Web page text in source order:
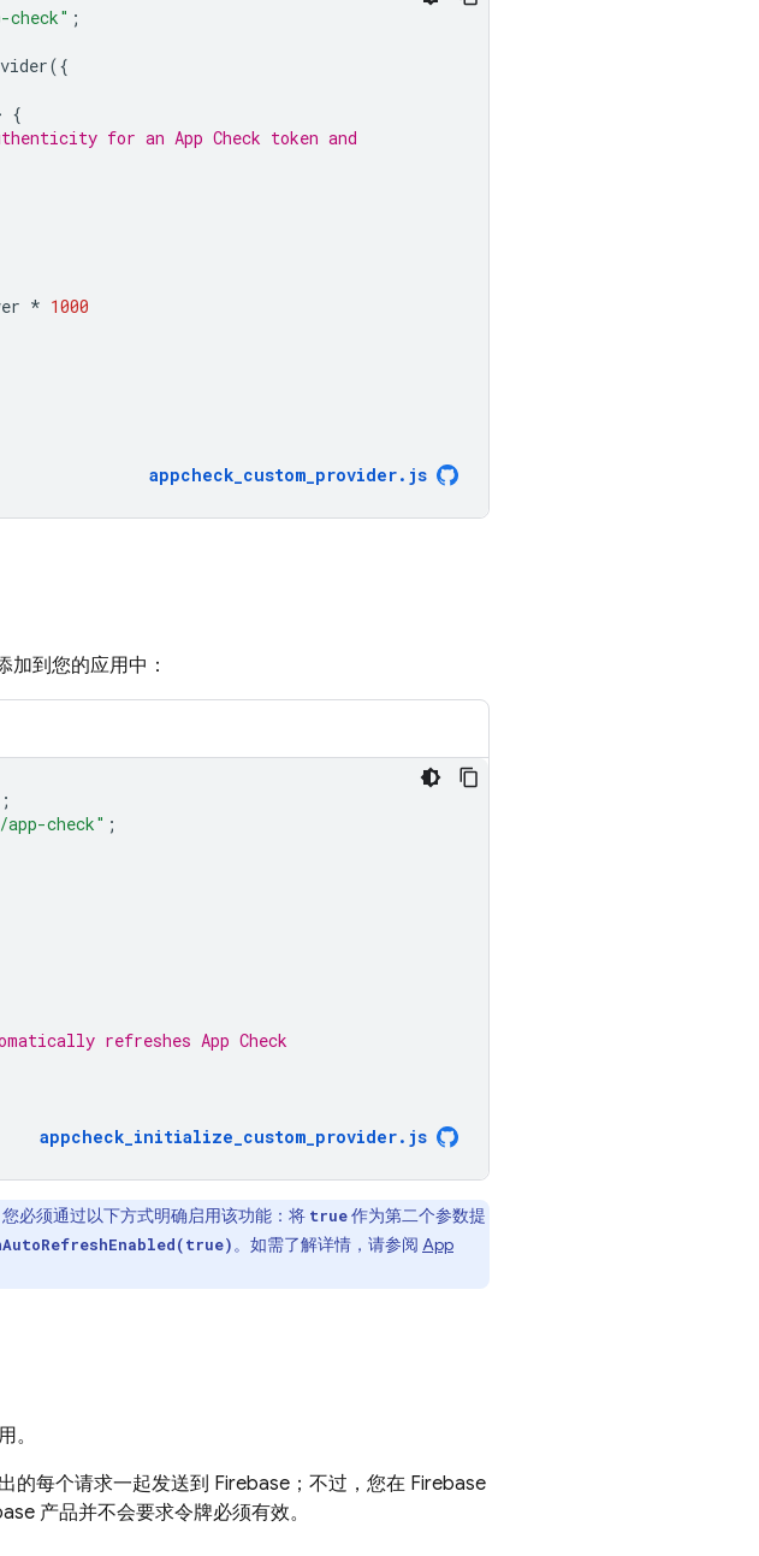
check" ;
({
{
for an App Check token and
* 1000
appcheck_custom_provider. js
到您的应用中：
;
check" ;
refreshes App Check
appcheck_initialize_custom_provider. js
必须通过以下方式明确启用该功能：将 true作为第二个参数提
。如需了解详情，请参阅 App
。
的每个请求一起发送到 Firebase；不过，您在 Firebase
产品并不会要求令牌必须有效。